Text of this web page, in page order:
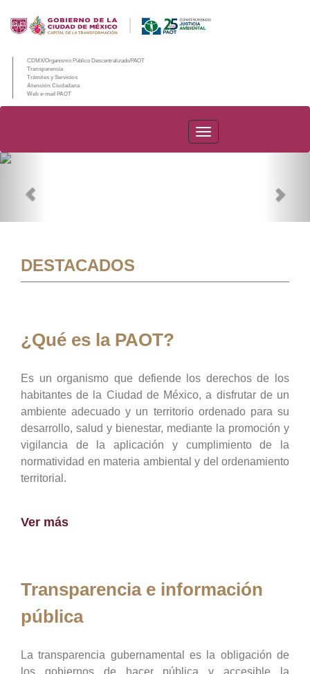
CDMX/Organismo Público Descentralizado/PAOT
Transparencia
Trámites y Servicios
Atención Ciudadana
Web e-mail PAOT
PAOT
DESTACADOS
¿Qué es la PAOT?
Es un organismo que defiende los derechos de los
habitantes de la Ciudad de México, a disfrutar de un
ambiente adecuado y un territorio ordenado para su
desarrollo, salud y bienestar, mediante la promoción y
vigilancia de la aplicación y cumplimiento de la
normatividad en materia ambiental y del ordenamiento
territorial.
Ver más
Transparencia e información
pública
La transparencia gubernamental es la obligación de
los gobiernos de hacer pública y accesible la